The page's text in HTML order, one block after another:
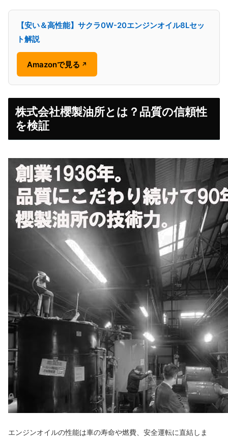
【安い＆高性能】サクラ0W-20エンジンオイル8Lセッ
ト解説
Amazonで見る ↗
株式会社櫻製油所とは？品質の信頼性
を検証
エンジンオイルの性能は車の寿命や燃費、安全運転に直結しま